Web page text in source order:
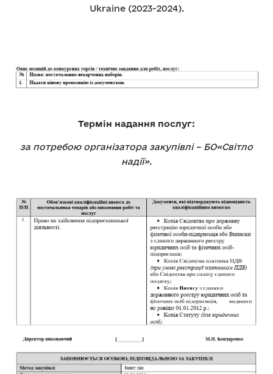
Ukraine (2023-2024).
Термін надання послуг:
за потребою організатора закупівлі – БО«Світло
надії».